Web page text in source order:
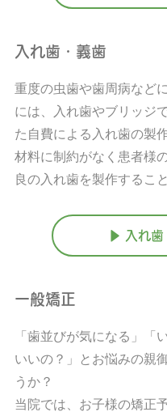
入れ歯・義歯
重度の虫歯や歯周病など
には、入れ歯やブリッジ
た自費による入れ歯の製
材料に制約がなく患者様
良の入れ歯を製作するこ
▶ 入れ歯
一般矯正
「歯並びが気になる」「
いいの？」とお悩みの親
うか？
当院では、お子様の矯正